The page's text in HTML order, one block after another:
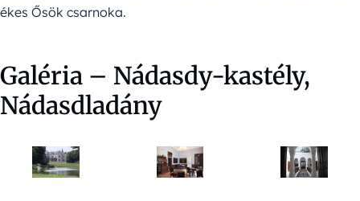
ékes Ősök csarnoka.
Galéria – Nádasdy-kastély,
Nádasdladány